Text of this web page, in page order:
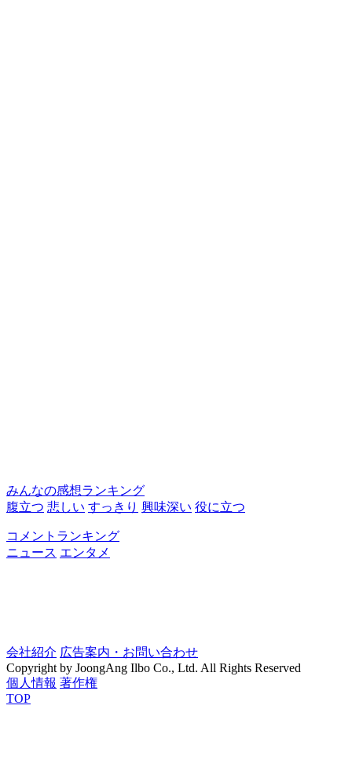
みんなの感想ランキング
腹立つ 悲しい すっきり 興味深い 役に立つ
コメントランキング
ニュース エンタメ
会社紹介 広告案内・お問い合わせ
Copyright by JoongAng Ilbo Co., Ltd. All Rights Reserved
個人情報 著作権
TOP